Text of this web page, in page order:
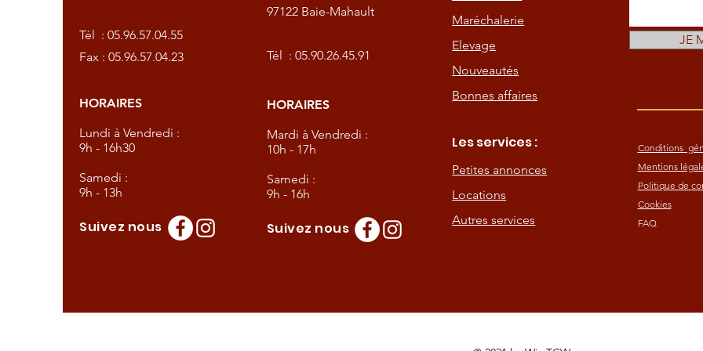
Tél :05.96.57.04.55
Fax : 05.96.57.04.23
HORAIRES
Lundi à Vendredi :
9h - 16h30
Samedi :
9h - 13h
Suivez nous
97122 Baie-Mahault
Tél : 05.90.26.45.91
HORAIRES
Mardi à Vendredi :
10h - 17h
Samedi :
9h - 16h
Suivez nous
Maréchalerie
Elevage
Nouveautés
Bonnes affaires
Les services :
Petites annonces
Locations
Autres services
JE
Conditions
Mentions
Politique de
Cookies
FAQ